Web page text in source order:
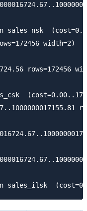
sales_nsk
width=2)
rows=172456